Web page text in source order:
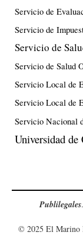
Servicio de
Servicio de
Servicio de
Servicio de Salud
Servicio Local de
Servicio Local de
Servicio Nacional
Universidad de
Publilegales
© 2025 El Marino